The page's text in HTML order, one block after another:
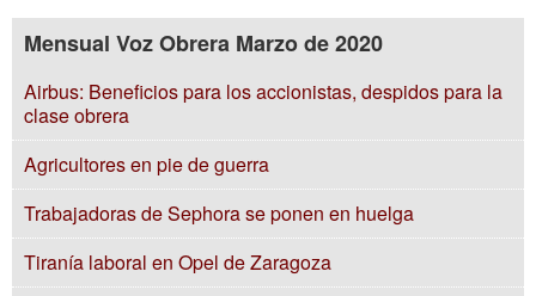
Mensual Voz Obrera Marzo de 2020
Airbus: Beneficios para los accionistas, despidos para la
clase obrera
Agricultores en pie de guerra
Trabajadoras de Sephora se ponen en huelga
Tiranía laboral en Opel de Zaragoza